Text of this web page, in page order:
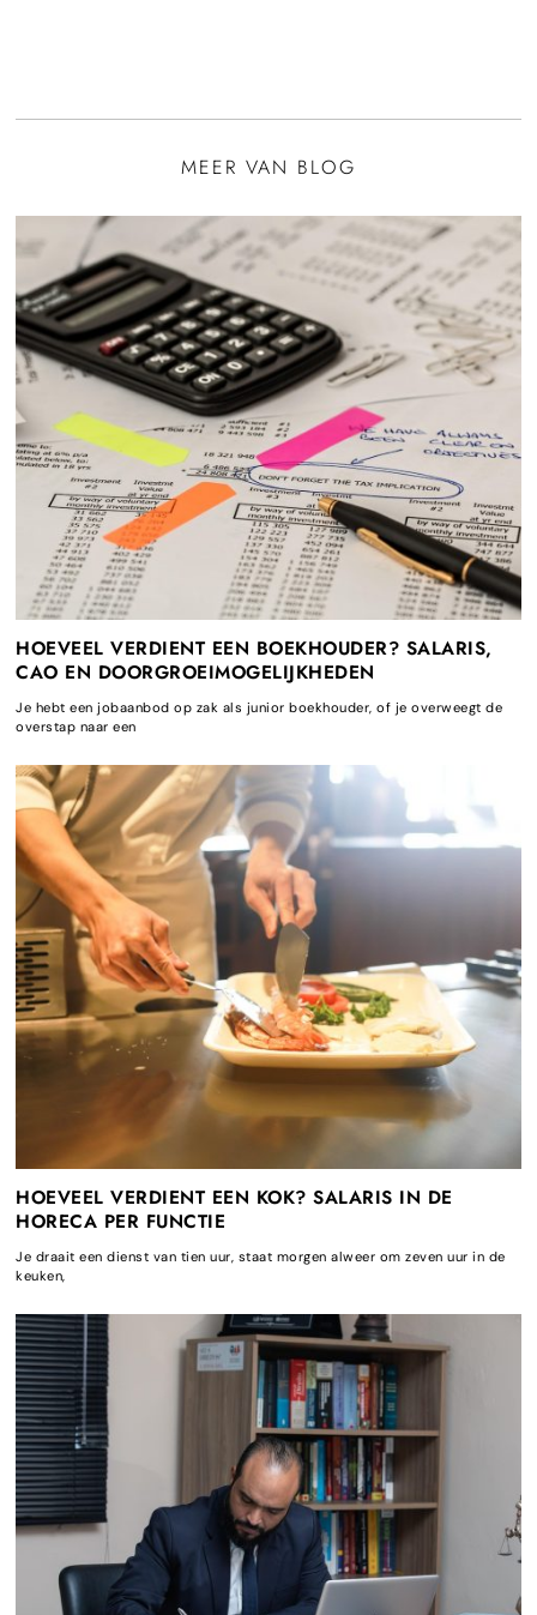
MEER VAN BLOG
HOEVEEL VERDIENT EEN BOEKHOUDER? SALARIS,
CAO EN DOORGROEIMOGELIJKHEDEN
Je hebt een jobaanbod op zak als junior boekhouder, of je overweegt de
overstap naar een
HOEVEEL VERDIENT EEN KOK? SALARIS IN DE
HORECA PER FUNCTIE
Je draait een dienst van tien uur, staat morgen alweer om zeven uur in de
keuken,